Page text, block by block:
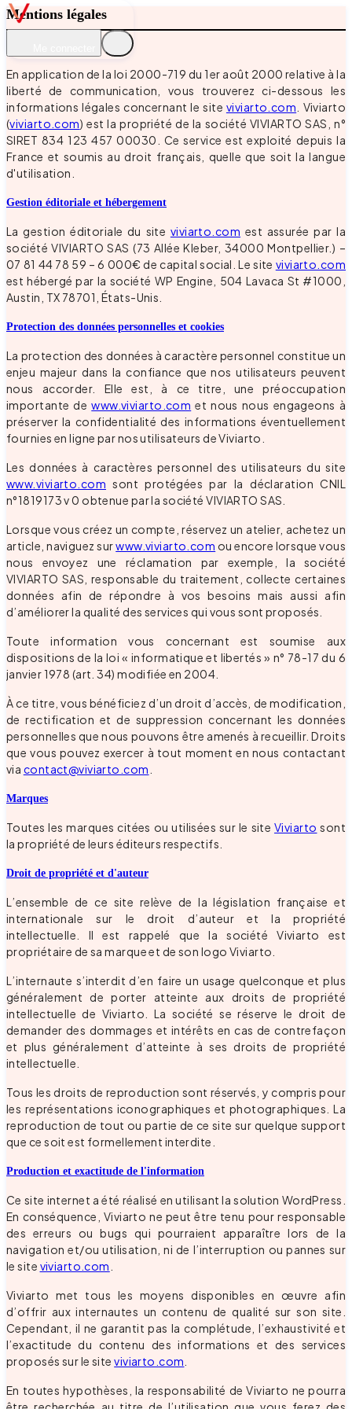
Mentions légales
En application de la loi 2000-719 du 1er août 2000 relative à la
liberté de communication, vous trouverez ci-dessous les
informations légales concernant le site viviarto.com . Viviarto
(viviarto.com) est la propriété de la société VIVIARTO SAS, n°
SIRET 834 123 457 00030. Ce service est exploité depuis la
France et soumis au droit français, quelle que soit la langue
d'utilisation.
Gestion éditoriale et hébergement
La gestion éditoriale du site viviarto.com est assurée par la
société VIVIARTO SAS (73 Allée Kleber, 34000 Montpellier.) –
07 81 44 78 59 – 6 000€ de capital social. Le site viviarto.com
est hébergé par la société WP Engine, 504 Lavaca St #1000,
Austin, TX 78701, États-Unis.
Protection des données personnelles et cookies
La protection des données à caractère personnel constitue un
enjeu majeur dans la confiance que nos utilisateurs peuvent
nous accorder. Elle est, à ce titre, une préoccupation
importante dewww.viviarto.com et nous nous engageons à
préserver la confidentialité des informations éventuellement
fournies en ligne par nos utilisateurs de Viviarto.
Les données à caractères personnel des utilisateurs du site
www.viviarto.com sont protégées par la déclaration CNIL
n°1819173 v 0 obtenue par la société VIVIARTO SAS.
Lorsque vous créez un compte, réservez un atelier, achetez un
article, naviguez surwww.viviarto.com ou encore lorsque vous
nous envoyez une réclamation par exemple, la société
VIVIARTO SAS, responsable du traitement, collecte certaines
données afin de répondre à vos besoins mais aussi afin
d’améliorer la qualité des services qui vous sont proposés.
Toute information vous concernant est soumise aux
dispositions de la loi « informatique et libertés » n° 78-17 du 6
janvier 1978 (art. 34) modifiée en 2004.
À ce titre, vous bénéficiez d’un droit d’accès, de modification,
de rectification et de suppression concernant les données
personnelles que nous pouvons être amenés à recueillir. Droits
que vous pouvez exercer à tout moment en nous contactant
via contact@viviarto.com
Marques
Toutes les marques citées ou utilisées sur le siteViviarto sont
la propriété de leurs éditeurs respectifs.
Droit de propriété et d'auteur
L’ensemble de ce site relève de la législation française et
internationale sur le droit d’auteur et la propriété
intellectuelle. Il est rappelé que la société Viviarto est
propriétaire de sa marque et de son logo Viviarto.
L’internaute s’interdit d’en faire un usage quelconque et plus
généralement de porter atteinte aux droits de propriété
intellectuelle de Viviarto. La société se réserve le droit de
demander des dommages et intérêts en cas de contrefaçon
et plus généralement d’atteinte à ses droits de propriété
intellectuelle.
Tous les droits de reproduction sont réservés, y compris pour
les représentations iconographiques et photographiques. La
reproduction de tout ou partie de ce site sur quelque support
que ce soit est formellement interdite.
Production et exactitude de l'information
Ce site internet a été réalisé en utilisant la solution WordPress.
En conséquence, Viviarto ne peut être tenu pour responsable
des erreurs ou bugs qui pourraient apparaître lors de la
navigation et/ou utilisation, ni de l’interruption ou pannes sur
le site viviarto.com
Viviarto met tous les moyens disponibles en œuvre afin
d’offrir aux internautes un contenu de qualité sur son site.
Cependant, il ne garantit pas la complétude, l’exhaustivité et
l’exactitude du contenu des informations et des services
proposés sur le siteviviarto.com
En toutes hypothèses, la responsabilité de Viviarto ne pourra